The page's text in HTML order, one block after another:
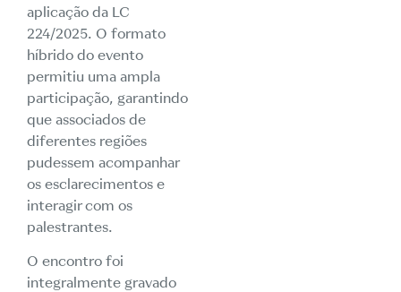
aplicação da LC
224/2025. O formato
híbrido do evento
permitiu uma ampla
participação, garantindo
que associados de
diferentes regiões
pudessem acompanhar
os esclarecimentos e
interagir com os
palestrantes.
O encontro foi
integralmente gravado